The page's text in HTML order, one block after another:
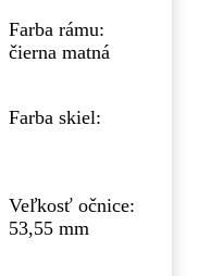
Farba rámu:
čierna matná
Farba skiel:
Veľkosť očnice:
53,55 mm